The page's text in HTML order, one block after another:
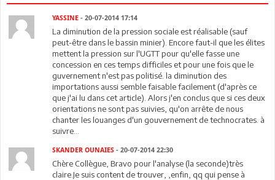
YASSINE - 20-07-2014 17:14
La diminution de la pression sociale est réalisable (sauf
peut-être dans le bassin minier). Encore faut-il que les élites
mettent la pression sur l'UGTT pour qu'elle fasse une
concession en ces temps difficiles et pour une fois que le
guvernement n'est pas politisé. la diminution des
importations aussi semble faisable facilement (d'après ce
que j'ai lu dans cet article). Alors j'en conclus que si ces deux
orientations ne sont pas suivies, qu'on arrête de nous
chanter les louanges d'un gouvernement de technocrates. à
suivre...
SKANDER OUNAIES - 20-07-2014 22:30
Chère Collègue, Bravo pour l'analyse (la seconde)très
claire.Je suis content de trouver, ,enfin, qq qui pense à